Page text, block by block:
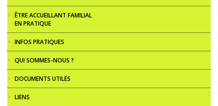
> ÊTRE ACCUEILLANT FAMILIAL
EN PRATIQUE
> INFOS PRATIQUES
> QUI SOMMES-NOUS ?
> DOCUMENTS UTILES
> LIENS